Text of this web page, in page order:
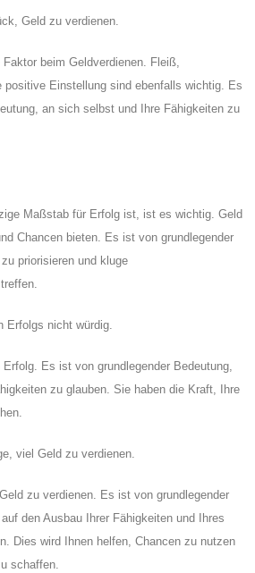
Geld zu verdienen.
beim Geldverdienen. Fleiß,
positive Einstellung sind ebenfalls wichtig. Es
an sich selbst und Ihre Fähigkeiten zu
Maßstab für Erfolg ist, ist es wichtig. Geld
Chancen bieten. Es ist von grundlegender
priorisieren und kluge
Erfolgs nicht würdig.
Es ist von grundlegender Bedeutung,
zu glauben. Sie haben die Kraft, Ihre
viel Geld zu verdienen.
zu verdienen. Es ist von grundlegender
den Ausbau Ihrer Fähigkeiten und Ihres
Dies wird Ihnen helfen, Chancen zu nutzen
schaffen.